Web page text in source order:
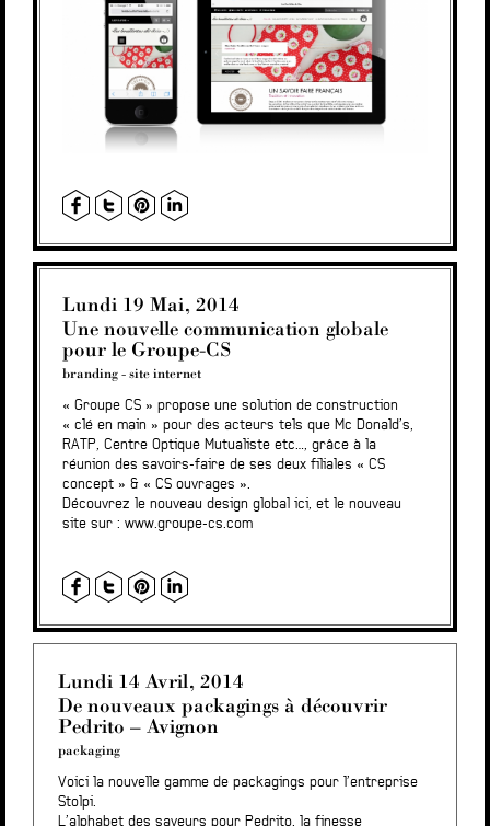
Lundi 19 Mai, 2014
Une nouvelle communication globale
pour le Groupe-CS
branding - site internet
« Groupe CS » propose une solution de construction
« clé en main » pour des acteurs tels que Mc Donald’s,
RATP, Centre Optique Mutualiste etc…, grâce à la
réunion des savoirs-faire de ses deux filiales « CS
concept » & « CS ouvrages ».
Découvrez le nouveau design global ici, et le nouveau
site sur : www.groupe-cs.com
Lundi 14 Avril, 2014
De nouveaux packagings à découvrir
Pedrito – Avignon
packaging
Voici la nouvelle gamme de packagings pour l’entreprise
Stolpi.
L’alphabet des saveurs pour Pedrito, la finesse